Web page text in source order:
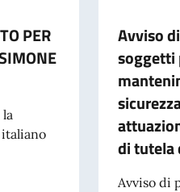
PER
Avviso
soggetti
di tutela
Avviso di